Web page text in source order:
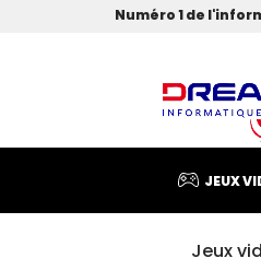
Numéro 1 de
JEUX
Jeux